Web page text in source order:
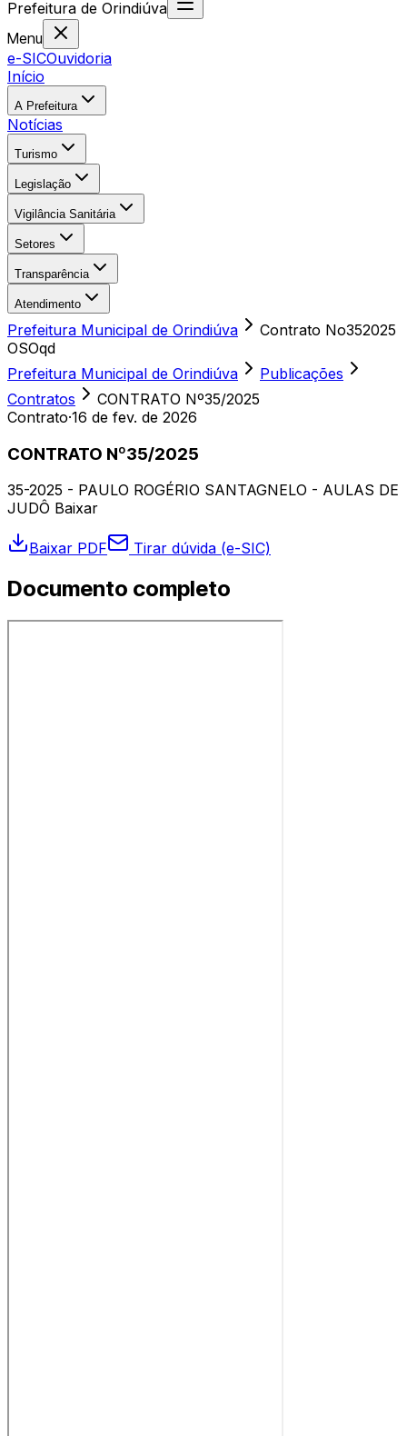
Prefeitura de Orindiúva
Menu
e-SICOuvidoria
Início
A Prefeitura
Notícias
Turismo
Legislação
Vigilância Sanitária
Setores
Transparência
Atendimento
Prefeitura Municipal de Orindiúva
Contrato No352025
OSOqd
Prefeitura Municipal de Orindiúva
Publicações
Contratos
CONTRATO Nº35/2025
Contrato·16 de fev. de 2026
CONTRATO Nº35/2025
35-2025 - PAULO ROGÉRIO SANTAGNELO - AULAS DE
JUDÔ Baixar
Baixar PDF Tirar dúvida (e-SIC)
Documento completo